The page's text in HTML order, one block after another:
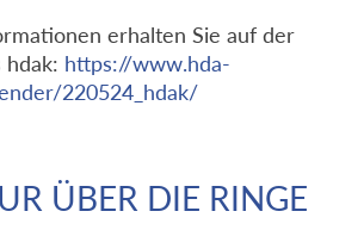
erhalten Sie auf der
hdak: https://www.hda-
220524_hdak/
ÜBER DIE RINGE